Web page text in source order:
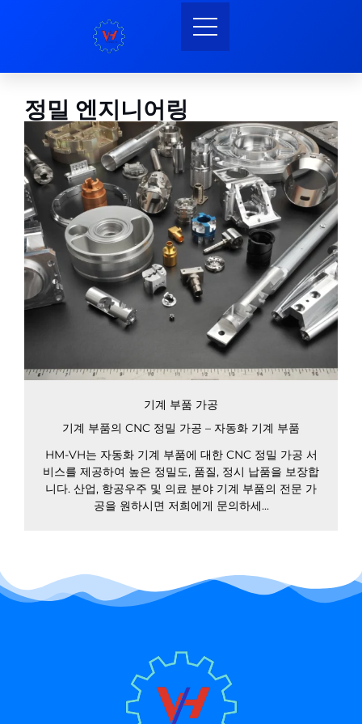
정밀 엔지니어링
기계 부품 가공
기계 부품의 CNC 정밀 가공 – 자동화 기계 부품
HM-VH는 자동화 기계 부품에 대한 CNC 정밀 가공 서
비스를 제공하여 높은 정밀도, 품질, 정시 납품을 보장합
니다. 산업, 항공우주 및 의료 분야 기계 부품의 전문 가
공을 원하시면 저희에게 문의하세...